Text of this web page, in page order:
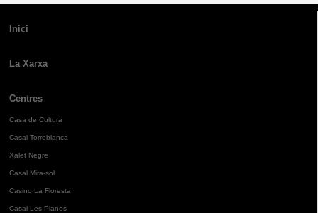
Inici
La Xarxa
Centres
Casa de Cultura
Casal Torreblanca
Xalet Negre
Casal Mira-sol
Casino La Floresta
Casal Les Planes